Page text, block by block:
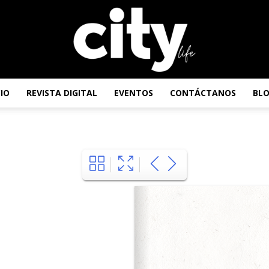
City
REVISTA DIGITAL EVENTOS CONTÁCTANOS